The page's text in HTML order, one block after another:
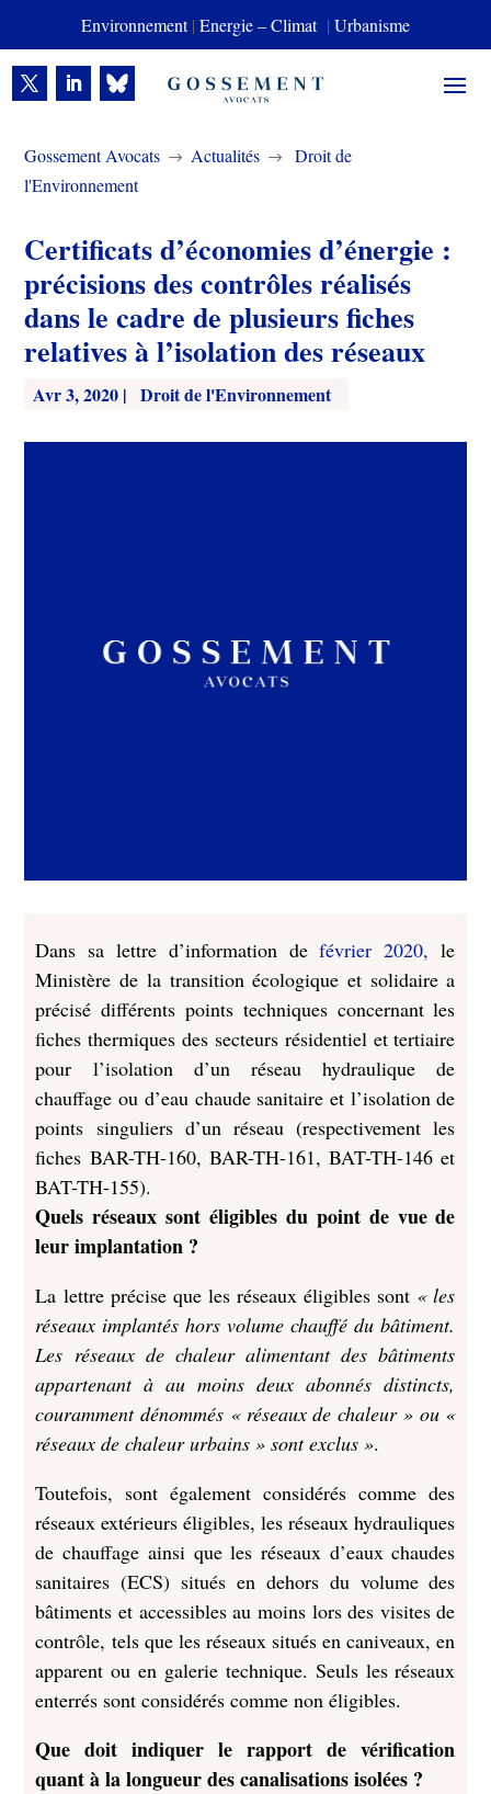
Environnement| Energie – Climat | Urbanisme
Gossement Avocats $ Actualités $
Droit de
l'Environnement
Certificats d’économies d’énergie :
précisions des contrôles réalisés
dans le cadre de plusieurs fiches
relatives à l’isolation des réseaux
Avr 3, 2020 | Droit de l'Environnement
Dans sa lettre d’information defévrier 2020, le
Ministère de la transition écologique et solidaire a
précisé différents points techniques concernant les
fiches thermiques des secteurs résidentiel et tertiaire
pour l’isolation d’un réseau hydraulique de
chauffage ou d’eau chaude sanitaire et l’isolation de
points singuliers d’un réseau (respectivement les
fiches BAR-TH-160, BAR-TH-161, BAT-TH-146 et
BAT-TH-155).
Quels réseaux sont éligibles du point de vue de
leur implantation ?
La lettre précise que les réseaux éligibles sont « les
réseaux implantés hors volume chauffé du bâtiment.
Les réseaux de chaleur alimentant des bâtiments
appartenant à au moins deux abonnés distincts,
couramment dénommés « réseaux de chaleur » ou «
réseaux de chaleur urbains » sont exclus ».
Toutefois, sont également considérés comme des
réseaux extérieurs éligibles, les réseaux hydrauliques
de chauffage ainsi que les réseaux d’eaux chaudes
sanitaires (ECS) situés en dehors du volume des
bâtiments et accessibles au moins lors des visites de
contrôle, tels que les réseaux situés en caniveaux, en
apparent ou en galerie technique. Seuls les réseaux
enterrés sont considérés comme non éligibles.
Que doit indiquer le rapport de vérification
quant à la longueur des canalisations isolées ?